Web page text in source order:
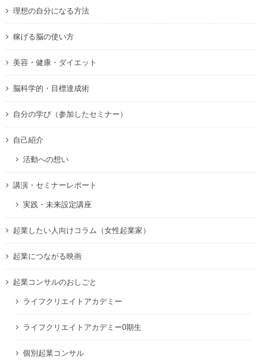
理想の自分になる方法
稼げる脳の使い方
美容・健康・ダイエット
脳科学的・目標達成術
自分の学び（参加したセミナー）
自己紹介
活動への想い
講演・セミナーレポート
実践・未来設定講座
起業したい人向けコラム（女性起業家）
起業につながる映画
起業コンサルのおしごと
ライフクリエイトアカデミー
ライフクリエイトアカデミー0期生
個別起業コンサル